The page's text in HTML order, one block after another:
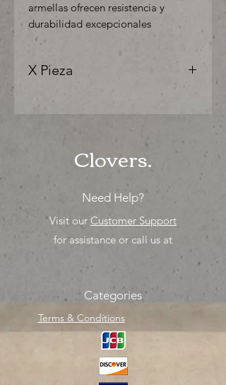
armellas ofrecen resistencia y
durabilidad excepcionales
X Pieza
solo los mejores precios para tu
Clovers.
Need Help?
Visit our Customer Support
for assistance or call us at
Categories
Terms & Conditions